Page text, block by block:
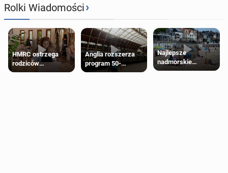
Rolki Wiadomości›
HMRC ostrzega
rodziców
pobierających Child
Anglia rozszerza
program 50-
procentowych
Najlepsze
nadmorskie
miasteczko blisko